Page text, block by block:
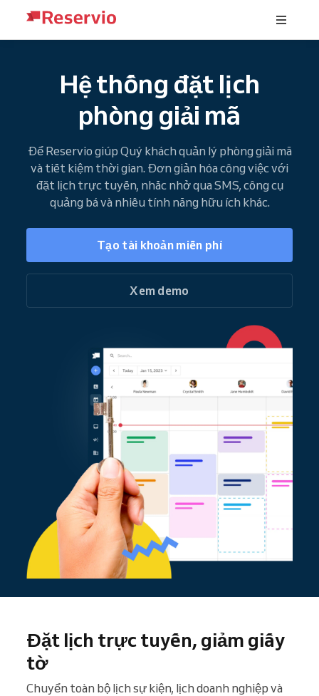
Hệ thống đặt lịch
phòng giải mã
Để Reservio giúp Quý khách quản lý phòng giải mã
và tiết kiệm thời gian. Đơn giản hóa công việc với
đặt lịch trực tuyến, nhắc nhở qua SMS, công cụ
quảng bá và nhiều tính năng hữu ích khác.
Tạo tài khoản miễn phí
Xem demo
Đặt lịch trực tuyến, giảm giấy
tờ
Chuyển toàn bộ lịch sự kiện, lịch doanh nghiệp và